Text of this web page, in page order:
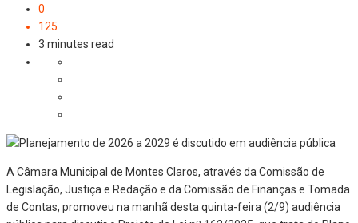
0
125
3 minutes read
A Câmara Municipal de Montes Claros, através da Comissão de
Legislação, Justiça e Redação e da Comissão de Finanças e Tomada
de Contas, promoveu na manhã desta quinta-feira (2/9) audiência